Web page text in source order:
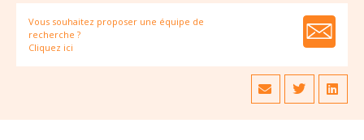
Vous souhaitez proposer une équipe de
recherche ?
Cliquez ici